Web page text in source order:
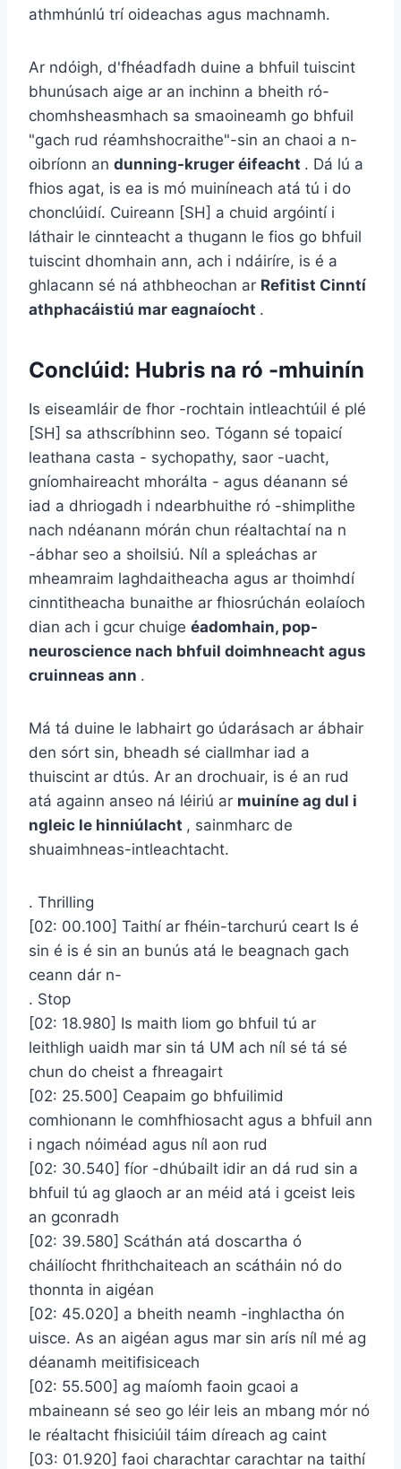
athmhúnlú trí oideachas agus machnamh.
Ar ndóigh, d'fhéadfadh duine a bhfuil tuiscint
bhunúsach aige ar an inchinn a bheith ró-
chomhsheasmhach sa smaoineamh go bhfuil
"gach rud réamhshocraithe"-sin an chaoi a n-
oibríonn an dunning-kruger éifeacht . Dá lú a
fhios agat, is ea is mó muiníneach atá tú i do
chonclúidí. Cuireann [SH] a chuid argóintí i
láthair le cinnteacht a thugann le fios go bhfuil
tuiscint dhomhain ann, ach i ndáiríre, is é a
ghlacann sé ná athbheochan ar Refitist Cinntí
athphacáistiú mar eagnaíocht .
Conclúid: Hubris na ró -mhuinín
Is eiseamláir de fhor -rochtain intleachtúil é plé
[SH] sa athscríbhinn seo. Tógann sé topaicí
leathana casta - sychopathy, saor -uacht,
gníomhaireacht mhorálta - agus déanann sé
iad a dhriogadh i ndearbhuithe ró -shimplithe
nach ndéanann mórán chun réaltachtaí na n
-ábhar seo a shoilsiú. Níl a spleáchas ar
mheamraim laghdaitheacha agus ar thoimhdí
cinntitheacha bunaithe ar fhiosrúchán eolaíoch
dian ach i gcur chuige éadomhain, pop-
neuroscience nach bhfuil doimhneacht agus
cruinneas ann .
Má tá duine le labhairt go údarásach ar ábhair
den sórt sin, bheadh ​​sé ciallmhar iad a
thuiscint ar dtús. Ar an drochuair, is é an rud
atá againn anseo ná léiriú ar muiníne ag dul i
ngleic le hinniúlacht , sainmharc de
shuaimhneas-intleachtacht.
. Thrilling
[02: 00.100] Taithí ar fhéin-tarchurú ceart Is é
sin é is é sin an bunús atá le beagnach gach
ceann dár n-
. Stop
[02: 18.980] Is maith liom go bhfuil tú ar
leithligh uaidh mar sin tá UM ach níl sé tá sé
chun do cheist a fhreagairt
[02: 25.500] Ceapaim go bhfuilimid
comhionann le comhfhiosacht agus a bhfuil ann
i ngach nóiméad agus níl aon rud
[02: 30.540] fíor -dhúbailt idir an dá rud sin a
bhfuil tú ag glaoch ar an méid atá i gceist leis
an gconradh
[02: 39.580] Scáthán atá doscartha ó
cháilíocht fhrithchaiteach an scátháin nó do
thonnta in aigéan
[02: 45.020] a bheith neamh -inghlactha ón
uisce. As an aigéan agus mar sin arís níl mé ag
déanamh meitifisiceach
[02: 55.500] ag maíomh faoin gcaoi a
mbaineann sé seo go léir leis an mbang mór nó
le réaltacht fhisiciúil táim díreach ag caint
[03: 01.920] faoi charachtar carachtar na taithí